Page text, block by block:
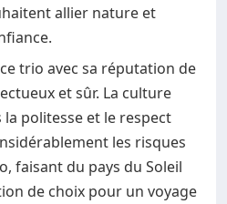
allier nature et
trio avec sa réputation de
et sûr. La culture
politesse et le respect
les risques
faisant du pays du Soleil
de choix pour un voyage